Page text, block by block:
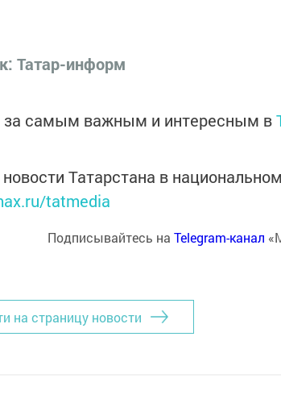
Татар-информ
за самым важным и интересным в
Татарстана в
tatmedia
Подписывайтесь на Telegram-канал
на страницу новости